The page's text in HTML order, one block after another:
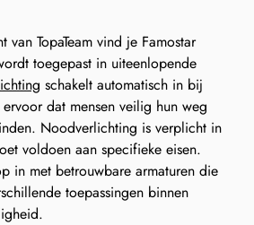
van TopaTeam vind je Famostar
toegepast in uiteenlopende
schakelt automatisch in bij
dat mensen veilig hun weg
Noodverlichting is verplicht in
voldoen aan specifieke eisen.
in met betrouwbare armaturen die
toepassingen binnen